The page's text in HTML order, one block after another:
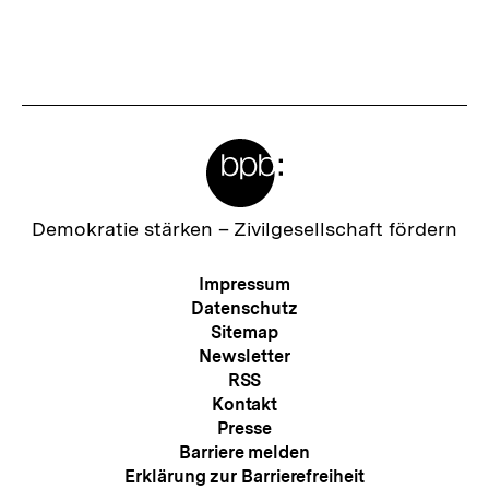
n
Zur
Demokratie stärken – Zivilgesellschaft fördern
Meta-
Navigation
Impressum
Datenschutz
Sitemap
Newsletter
RSS
Kontakt
Presse
Barriere melden
Erklärung zur Barrierefreiheit